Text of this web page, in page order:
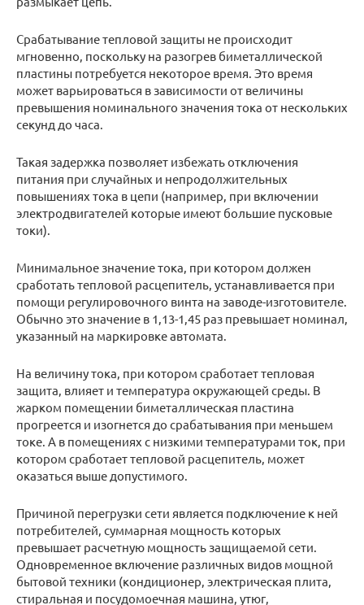
Срабатывание тепловой защиты не происходит
мгновенно, поскольку на разогрев биметаллической
пластины потребуется некоторое время. Это время
может варьироваться в зависимости от величины
превышения номинального значения тока от нескольких
секунд до часа.
Такая задержка позволяет избежать отключения
питания при случайных и непродолжительных
повышениях тока в цепи (например, при включении
электродвигателей которые имеют большие пусковые
токи).
Минимальное значение тока, при котором должен
сработать тепловой расцепитель, устанавливается при
помощи регулировочного винта на заводе-изготовителе.
Обычно это значение в 1,13-1,45 раз превышает номинал,
указанный на маркировке автомата.
На величину тока, при котором сработает тепловая
защита, влияет и температура окружающей среды. В
жарком помещении биметаллическая пластина
прогреется и изогнется до срабатывания при меньшем
токе. А в помещениях с низкими температурами ток, при
котором сработает тепловой расцепитель, может
оказаться выше допустимого.
Причиной перегрузки сети является подключение к ней
потребителей, суммарная мощность которых
превышает расчетную мощность защищаемой сети.
Одновременное включение различных видов мощной
бытовой техники (кондиционер, электрическая плита,
стиральная и посудомоечная машина, утюг,